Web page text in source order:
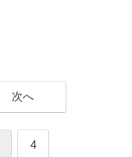
次へ
4